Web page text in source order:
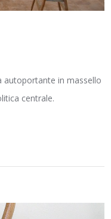
autoportante in massello
centrale.